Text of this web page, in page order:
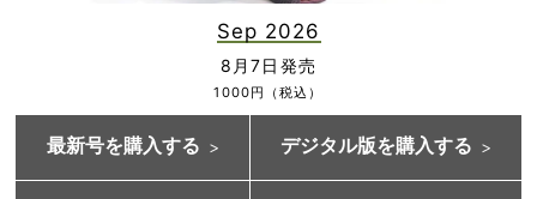
Sep 2026
8月7日発売
1000円（税込）
最新号を購入する デジタル版を購入する